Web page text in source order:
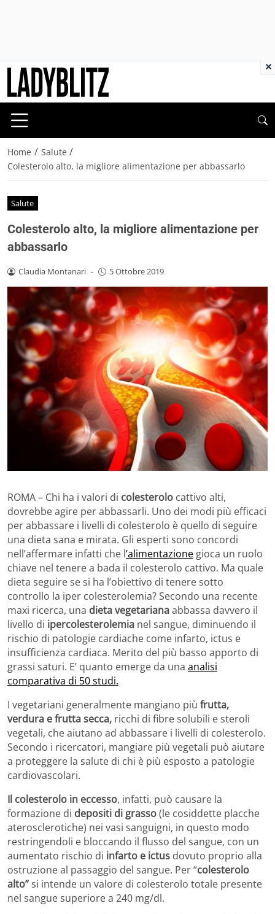
Home / Salute /
Colesterolo alto, la migliore alimentazione per abbassarlo
Salute
Colesterolo alto, la migliore alimentazione per
abbassarlo
Claudia Montanari - 5 Ottobre 2019
ROMA – Chi ha i valori di colesterolo cattivo alti,
dovrebbe agire per abbassarli. Uno dei modi più efficaci
per abbassare i livelli di colesterolo è quello di seguire
una dieta sana e mirata. Gli esperti sono concordi
nell’affermare infatti che l’alimentazione gioca un ruolo
chiave nel tenere a bada il colesterolo cattivo. Ma quale
dieta seguire se si ha l’obiettivo di tenere sotto
controllo la iper colesterolemia? Secondo una recente
maxi ricerca, una dieta vegetarianaabbassa davvero il
livello di ipercolesterolemia nel sangue, diminuendo il
rischio di patologie cardiache come infarto, ictus e
insufficienza cardiaca. Merito del più basso apporto di
grassi saturi. E’ quanto emerge da una analisi
comparativa di 50 studi.
I vegetariani generalmente mangiano più frutta,
verdura e frutta secca, ricchi di fibre solubili e steroli
vegetali, che aiutano ad abbassare i livelli di colesterolo.
Secondo i ricercatori, mangiare più vegetali può aiutare
a proteggere la salute di chi è più esposto a patologie
cardiovascolari.
Il colesterolo in eccesso, infatti, può causare la
formazione di depositi di grasso(le cosiddette placche
aterosclerotiche) nei vasi sanguigni, in questo modo
restringendoli e bloccando il flusso del sangue, con un
aumentato rischio di infarto e ictus dovuto proprio alla
ostruzione al passaggio del sangue. Per “colesterolo
alto”si intende un valore di colesterolo totale presente
nel sangue superiore a 240 mg/dl.
×